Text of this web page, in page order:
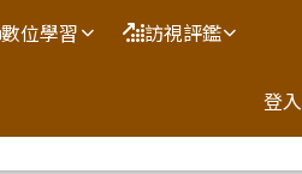
數位學習 訪視評鑑
登入